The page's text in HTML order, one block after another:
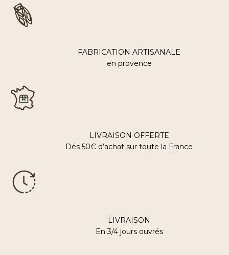
FABRICATION ARTISANALE
en provence
LIVRAISON OFFERTE
Dés 50€ d’achat sur toute la France
LIVRAISON
En 3/4 jours ouvrés